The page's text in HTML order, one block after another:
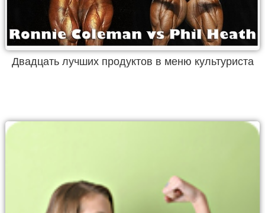
Двадцать лучших продуктов в меню культуриста